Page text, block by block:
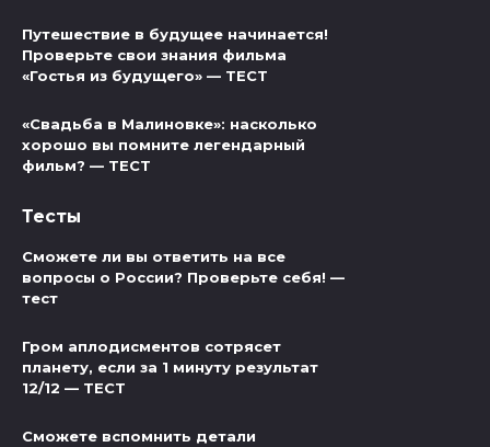
Путешествие в будущее начинается!
Проверьте свои знания фильма
«Гостья из будущего» — ТЕСТ
«Свадьба в Малиновке»: насколько
хорошо вы помните легендарный
фильм? — ТЕСТ
Тесты
Сможете ли вы ответить на все
вопросы о России? Проверьте себя! —
тест
Гром аплодисментов сотрясет
планету, если за 1 минуту результат
12/12 — ТЕСТ
Сможете вспомнить детали